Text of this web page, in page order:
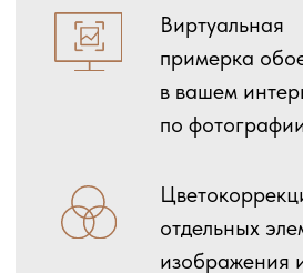
Оставить заявку
комплектующих интерьера.
Индивидуальная
разработка изображения.